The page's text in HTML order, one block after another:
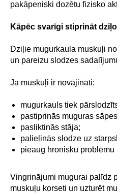
pakāpeniski dozētu fizisko
Kāpēc svarīgi stiprināt
Dziļie mugurkaula muskuļi
un pareizu slodzes
Ja muskuļi ir novājināti:
mugurkauls tiek
pastiprinās muguras
pasliktinās stāja;
palielinās slodze uz
pieaug hronisku problēmu
Vingrinājumi mugurai palīdz
muskuļu korseti un uzturēt